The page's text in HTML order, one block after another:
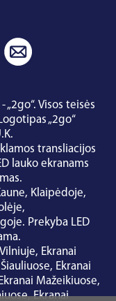
Visos teisės
„2go“
transliacijos
lauko ekranams
, Klaipėdoje,
,
. Prekyba LED
.
, Ekranai
, Ekranai
Mažeikiuose,
,Ekranai